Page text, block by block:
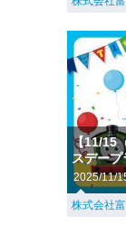
【11/15
スデープ
2025/11/
株式会社